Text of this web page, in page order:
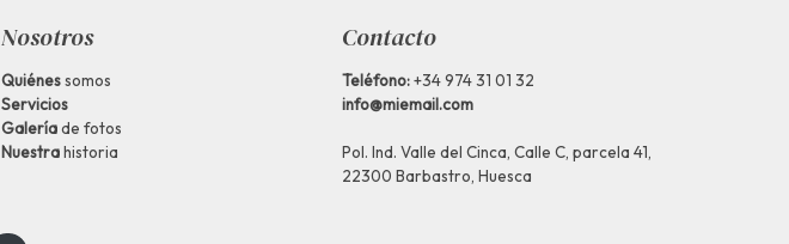
Nosotros
Quiénessomos
Servicios
Galeríade fotos
Nuestrahistoria
Contacto
Teléfono:+34 974 31 01 32
info@miemail.com
Pol. Ind. Valle del Cinca, Calle C, parcela 41,
22300 Barbastro, Huesca